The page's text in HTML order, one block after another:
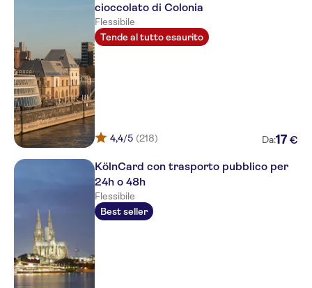
Sonata Hotel
Hotel Am Josephsplatz
Monbijou Hotel
Hotel Keiml
Hotel Roemerhafen
Dom Hotel Koeln
City Hotel
Hotel am Schonen Brunnen
Burghotel Nurnberg
Artisthotel Monte Christo
Hotel Agneshof
cioccolato di Colonia
Flessibile
Tende al tutto esaurito
4,4/5 (218) Da:17 €
KölnCard con trasporto pubblico per
24h o 48h
Flessibile
Best seller